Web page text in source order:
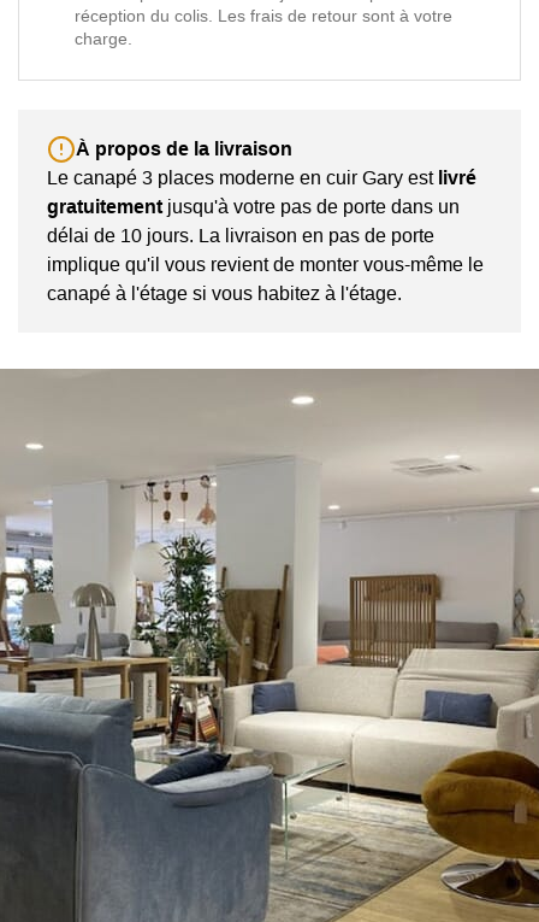
réception du colis. Les frais de retour sont à votre
charge.
À propos de la livraison
Le canapé 3 places moderne en cuir Gary estlivré
gratuitementjusqu'à votre pas de porte dans un
délai de 10 jours. La livraison en pas de porte
implique qu'il vous revient de monter vous-même le
canapé à l'étage si vous habitez à l'étage.